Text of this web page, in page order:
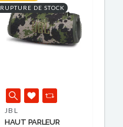
RUPTURE DE STOCK
JBL
HAUT PARLEUR